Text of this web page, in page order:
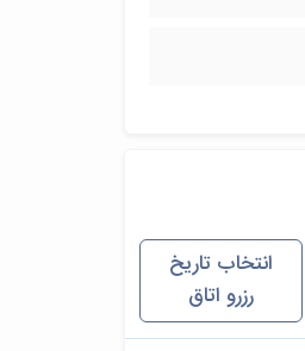
انتخاب تاریخ
رزرو اتاق